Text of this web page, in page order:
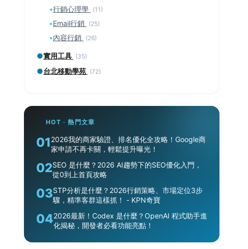
▪行銷心理學 (11)
▪Email行銷 (25)
▪內容行銷 (26)
●實用工具 (35)
●台北移動學苑 (72)
HOT · 熱門文章
012026我的商家驗證、排名優化全攻略！Google商
家申請不再卡關，輕鬆提升曝光！
02SEO 是什麼？2026 AI趨勢下的SEO優化入門，
從0到上首頁攻略
03STP分析是什麼？2026行銷策略、市場定位3步
驟，精準客群這樣抓！ - KPN奇寶
042026最新！Codex 是什麼？OpenAI 程式助手進
化揭秘，開發者必看功能亮點！